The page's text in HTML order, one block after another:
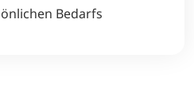
Bedarfs